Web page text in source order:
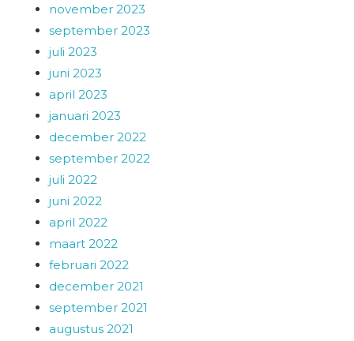
november 2023
september 2023
juli 2023
juni 2023
april 2023
januari 2023
december 2022
september 2022
juli 2022
juni 2022
april 2022
maart 2022
februari 2022
december 2021
september 2021
augustus 2021